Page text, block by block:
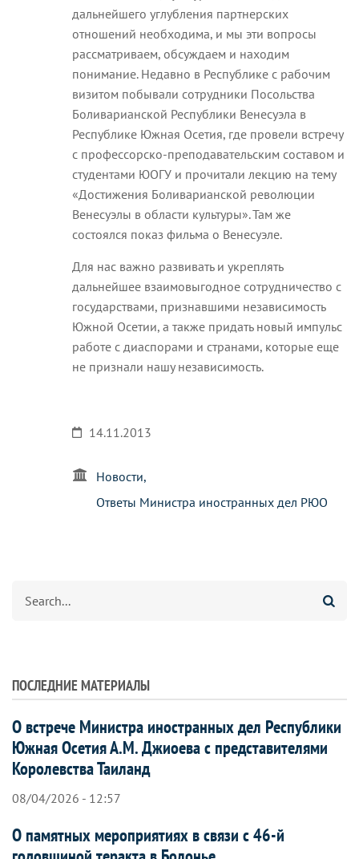
дальнейшего углубления партнерских
отношений необходима, и мы эти вопросы
рассматриваем, обсуждаем и находим
понимание. Недавно в Республике с рабочим
визитом побывали сотрудники Посольства
Боливарианской Республики Венесуэла в
Республике Южная Осетия, где провели встречу
с профессорско-преподавательским составом и
студентами ЮОГУ и прочитали лекцию на тему
«Достижения Боливарианской революции
Венесуэлы в области культуры». Там же
состоялся показ фильма о Венесуэле.
Для нас важно развивать и укреплять
дальнейшее взаимовыгодное сотрудничество с
государствами, признавшими независимость
Южной Осетии, а также придать новый импульс
работе с диаспорами и странами, которые еще
не признали нашу независимость.
14.11.2013
Новости
Ответы Министра иностранных дел РЮО
ПОСЛЕДНИЕ МАТЕРИАЛЫ
О встрече Министра иностранных дел Республики
Южная Осетия А.М. Джиоева с представителями
Королевства Таиланд
08/04/2026 - 12:57
О памятных мероприятиях в связи с 46-й